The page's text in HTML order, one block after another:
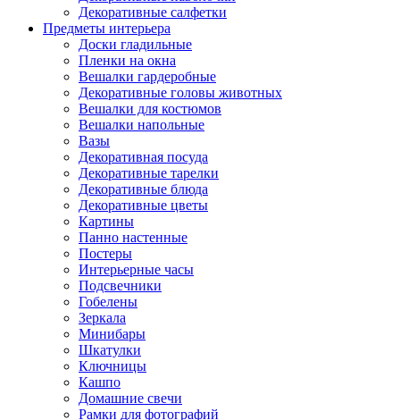
Декоративные салфетки
Предметы интерьера
Доски гладильные
Пленки на окна
Вешалки гардеробные
Декоративные головы животных
Вешалки для костюмов
Вешалки напольные
Вазы
Декоративная посуда
Декоративные тарелки
Декоративные блюда
Декоративные цветы
Картины
Панно настенные
Постеры
Интерьерные часы
Подсвечники
Гобелены
Зеркала
Минибары
Шкатулки
Ключницы
Кашпо
Домашние свечи
Рамки для фотографий